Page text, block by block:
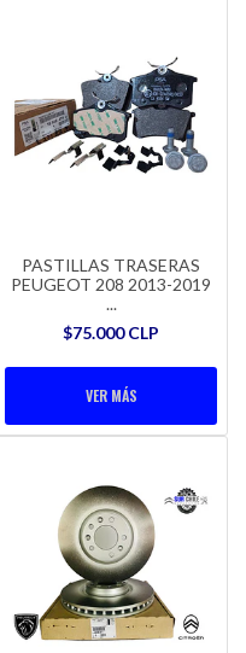
PASTILLAS TRASERAS
PEUGEOT 208 2013-2019
...
$75.000 CLP
VER MÁS